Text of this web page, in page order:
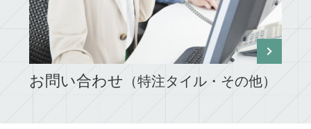
お問い合わせ （特注タイル・その他）